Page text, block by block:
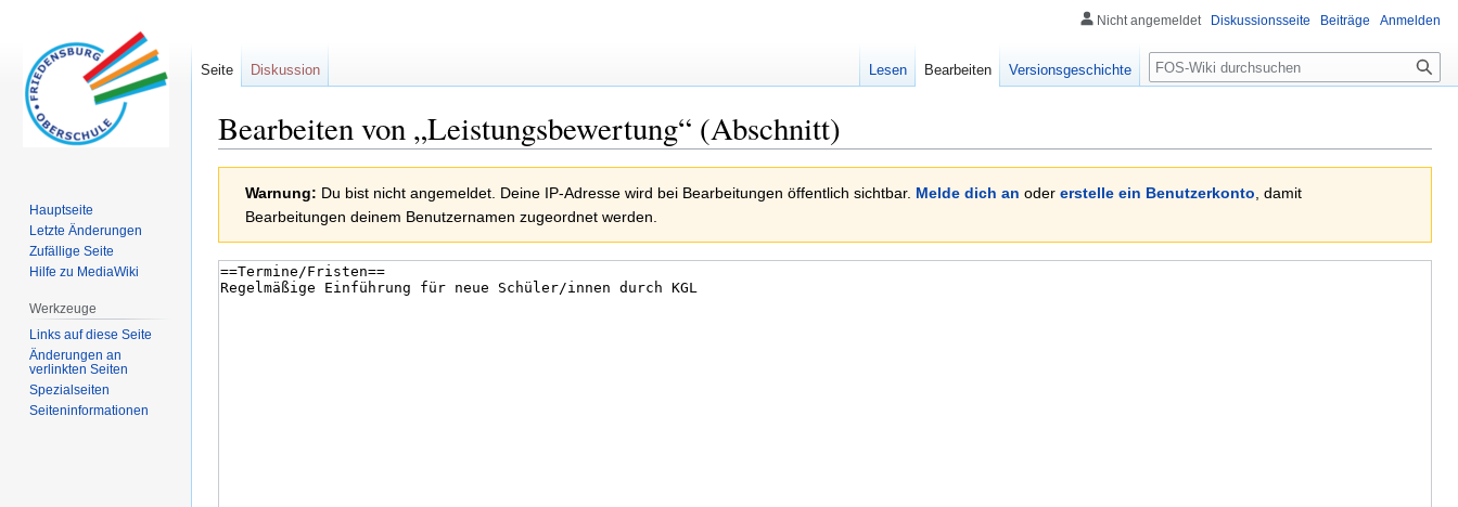
Bearbeiten von „Leistungsbewertung“ (Abschnitt)
Navigation
springen
Suche
springen
Warnung: Du bist nicht angemeldet. Deine IP-Adresse wird bei Bearbeitungen öffentlich sichtbar. Melde dich an oder erstelle ein Benutzerkonto, damit
Bearbeitungen deinem Benutzernamen zugeordnet werden.
Nicht angemeldet Diskussionsseite Beiträge Anmelden
Seite Diskussion Lesen Bearbeiten Versionsgeschichte
Suche
Hauptseite
Letzte Änderungen
Zufällige Seite
Hilfe zu MediaWiki
Werkzeuge
Links auf diese Seite
Änderungen an
verlinkten Seiten
Spezialseiten
Seiten­informationen